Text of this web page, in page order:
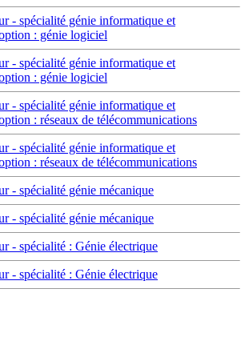
- spécialité génie informatique et
: génie logiciel
- spécialité génie informatique et
: génie logiciel
- spécialité génie informatique et
: réseaux de télécommunications
- spécialité génie informatique et
: réseaux de télécommunications
- spécialité génie mécanique
- spécialité génie mécanique
- spécialité : Génie électrique
- spécialité : Génie électrique